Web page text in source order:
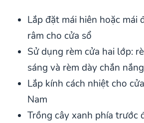
Lắp đặt mái hiên hoặc mái
râm cho cửa sổ
Sử dụng rèm cửa hai lớp:
sáng và rèm dày chắn nắng
Lắp kính cách nhiệt cho
Nam
Trồng cây xanh phía trước